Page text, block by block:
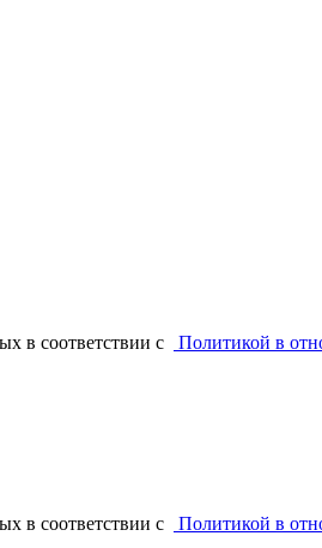
в соответствии с Политикой в
в соответствии с Политикой в